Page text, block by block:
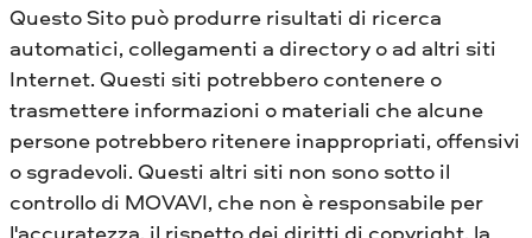
Questo Sito può produrre risultati di ricerca
automatici, collegamenti a directory o ad altri siti
Internet. Questi siti potrebbero contenere o
trasmettere informazioni o materiali che alcune
persone potrebbero ritenere inappropriati, offensivi
o sgradevoli. Questi altri siti non sono sotto il
controllo di MOVAVI, che non è responsabile per